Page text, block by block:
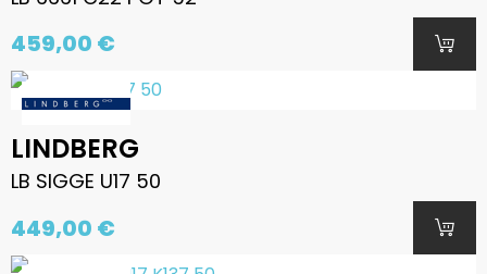
459,00 €
LINDBERG
LB SIGGE U17 50
449,00 €